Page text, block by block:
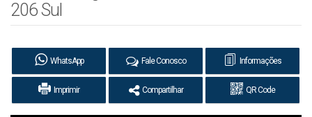
206 Sul
WhatsApp Fale Conosco Informações
Imprimir Compartilhar QR Code